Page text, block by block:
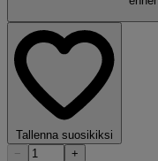
Tallenna suosikiksi
−
+